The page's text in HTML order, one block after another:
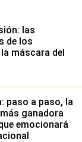
las
de los
máscara del
paso a paso, la
ganadora
emocionará